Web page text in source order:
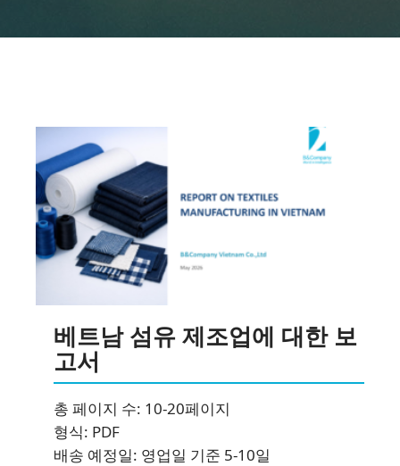
베트남 섬유 제조업에 대한 보
고서
총 페이지 수: 10-20페이지
형식: PDF
배송 예정일: 영업일 기준 5-10일
뉴스레터 구독